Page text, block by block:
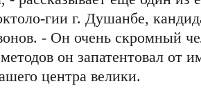
гии г. Душанбе,
- Он очень скромный
он запатентовал от
центра велики.